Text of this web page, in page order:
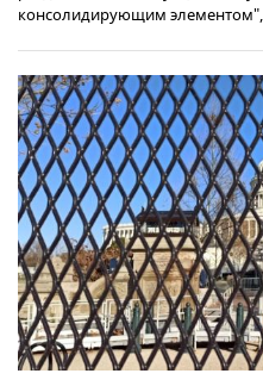
консолидирующим элементом",